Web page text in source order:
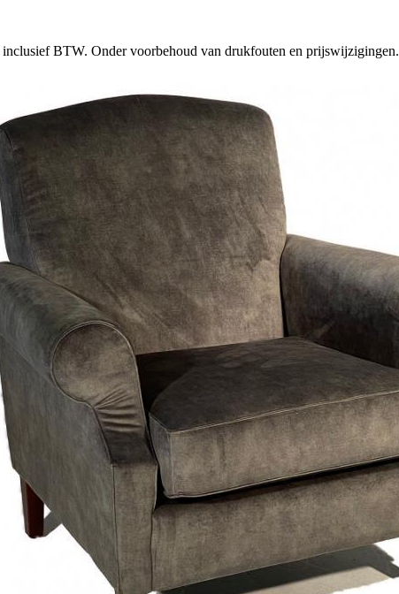
BTW. Onder voorbehoud van drukfouten en prijswijzigingen.